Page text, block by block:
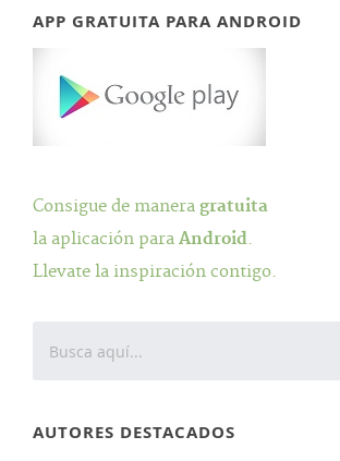
APP GRATUITA PARA ANDROID
Consigue de manera gratuita
la aplicación para Android.
Llevate la inspiración contigo.
AUTORES DESTACADOS